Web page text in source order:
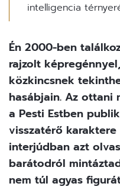
intelligencia
Én 2000-ben
rajzolt
közkincsnek
hasábjain. Az ottani
a Pesti Estben
visszatérő
interjúdban azt
barátodról
nem túl agyas